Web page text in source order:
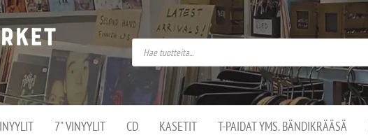
Stupido
Market –
verkossa
ja
kivijalassa
Stupido Market on
vaihtoehtomusaan
erikoistunut
verkko- sekä
kivijalkakauppa
Helsingissä
Kallion
7" VINYYLIT CD KASETIT T-PAIDAT YMS. BÄNDIKRÄÄSÄ